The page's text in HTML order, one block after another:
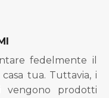
fedelmente il
tua. Tuttavia, i
vengono prodotti